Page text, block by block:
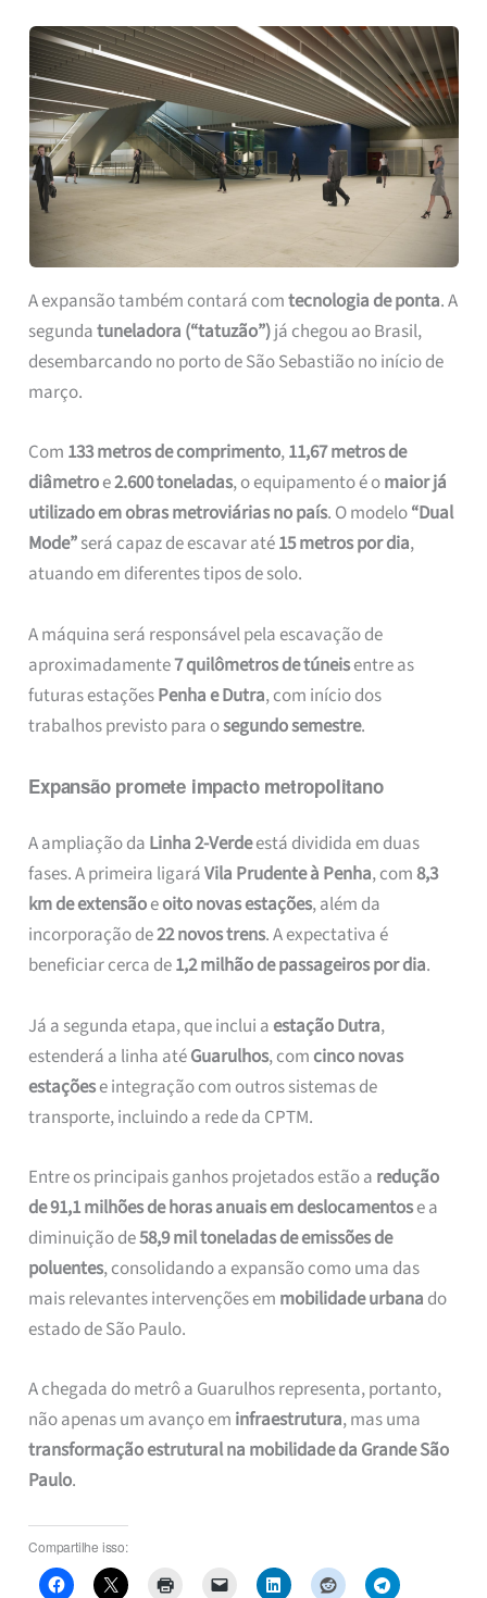
A expansão também contará comtecnologia de ponta. A
segundatuneladora (“tatuzão”)já chegou ao Brasil,
desembarcando no porto de São Sebastião no início de
março.
Com 133 metros de comprimento,11,67 metros de
diâmetroe2.600 toneladas, o equipamento é omaior já
utilizado em obras metroviárias no país. O modelo“Dual
Mode”será capaz de escavar até15 metros por dia,
atuando em diferentes tipos de solo.
A máquina será responsável pela escavação de
aproximadamente7 quilômetros de túneisentre as
futuras estaçõesPenha e Dutra, com início dos
trabalhos previsto para osegundo semestre.
Expansão promete impacto metropolitano
A ampliação da Linha 2-Verdeestá dividida em duas
fases. A primeira ligaráVila Prudente à Penha, com8,3
km de extensãoeoito novas estações, além da
incorporação de22 novos trens. A expectativa é
beneficiar cerca de1,2 milhão de passageiros por dia.
Já a segunda etapa, que inclui aestação Dutra,
estenderá a linha atéGuarulhos, comcinco novas
estaçõese integração com outros sistemas de
transporte, incluindo a rede da CPTM.
Entre os principais ganhos projetados estão a redução
de 91,1 milhões de horas anuais em deslocamentose a
diminuição de58,9 mil toneladas de emissões de
poluentes, consolidando a expansão como uma das
mais relevantes intervenções em mobilidade urbana do
estado de São Paulo.
A chegada do metrô a Guarulhos representa, portanto,
não apenas um avanço em infraestrutura, mas uma
transformação estrutural na mobilidade da Grande São
Paulo.
Compartilhe isso: